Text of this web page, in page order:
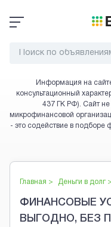
Информация на
консультационный
437 ГК РФ). Сайт не
микрофинансовой
- это содействие в
Главная > Деньги в долг>
ФИНАНСОВЫЕ
ВЫГОДНО, БЕЗ